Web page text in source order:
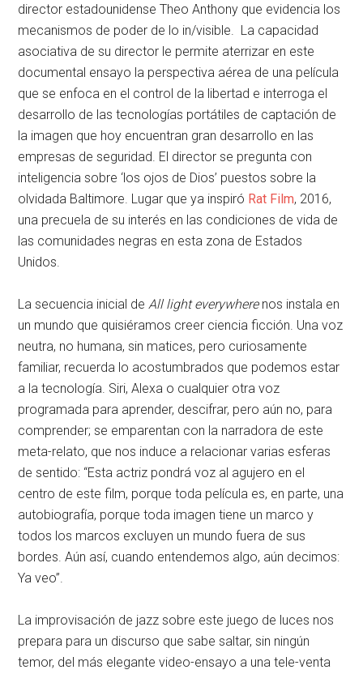
director estadounidense Theo Anthony que evidencia los
mecanismos de poder de lo in/visible. La capacidad
asociativa de su director le permite aterrizar en este
documental ensayo la perspectiva aérea de una película
que se enfoca en el control de la libertad e interroga el
desarrollo de las tecnologías portátiles de captación de
la imagen que hoy encuentran gran desarrollo en las
empresas de seguridad. El director se pregunta con
inteligencia sobre ‘los ojos de Dios’ puestos sobre la
olvidada Baltimore. Lugar que ya inspiró Rat Film, 2016,
una precuela de su interés en las condiciones de vida de
las comunidades negras en esta zona de Estados
Unidos.
La secuencia inicial de All light everywhere nos instala en
un mundo que quisiéramos creer ciencia ficción. Una voz
neutra, no humana, sin matices, pero curiosamente
familiar, recuerda lo acostumbrados que podemos estar
a la tecnología. Siri, Alexa o cualquier otra voz
programada para aprender, descifrar, pero aún no, para
comprender; se emparentan con la narradora de este
meta-relato, que nos induce a relacionar varias esferas
de sentido: “Esta actriz pondrá voz al agujero en el
centro de este film, porque toda película es, en parte, una
autobiografía, porque toda imagen tiene un marco y
todos los marcos excluyen un mundo fuera de sus
bordes. Aún así, cuando entendemos algo, aún decimos:
Ya veo”.
La improvisación de jazz sobre este juego de luces nos
prepara para un discurso que sabe saltar, sin ningún
temor, del más elegante video-ensayo a una tele-venta